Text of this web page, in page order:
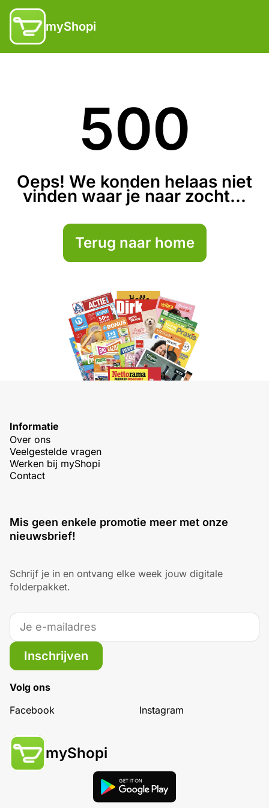
myShopi
500
Oeps! We konden helaas niet
vinden waar je naar zocht...
Terug naar home
Informatie
Over ons
Veelgestelde vragen
Werken bij myShopi
Contact
Mis geen enkele promotie meer met onze
nieuwsbrief!
Schrijf je in en ontvang elke week jouw digitale
folderpakket.
Inschrijven
Volg ons
Facebook
Instagram
myShopi